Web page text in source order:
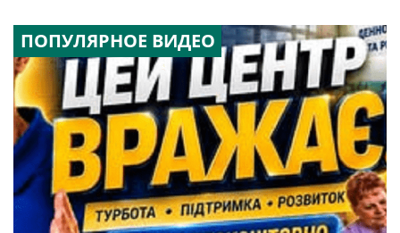
ПОПУЛЯРНОЕ ВИДЕО